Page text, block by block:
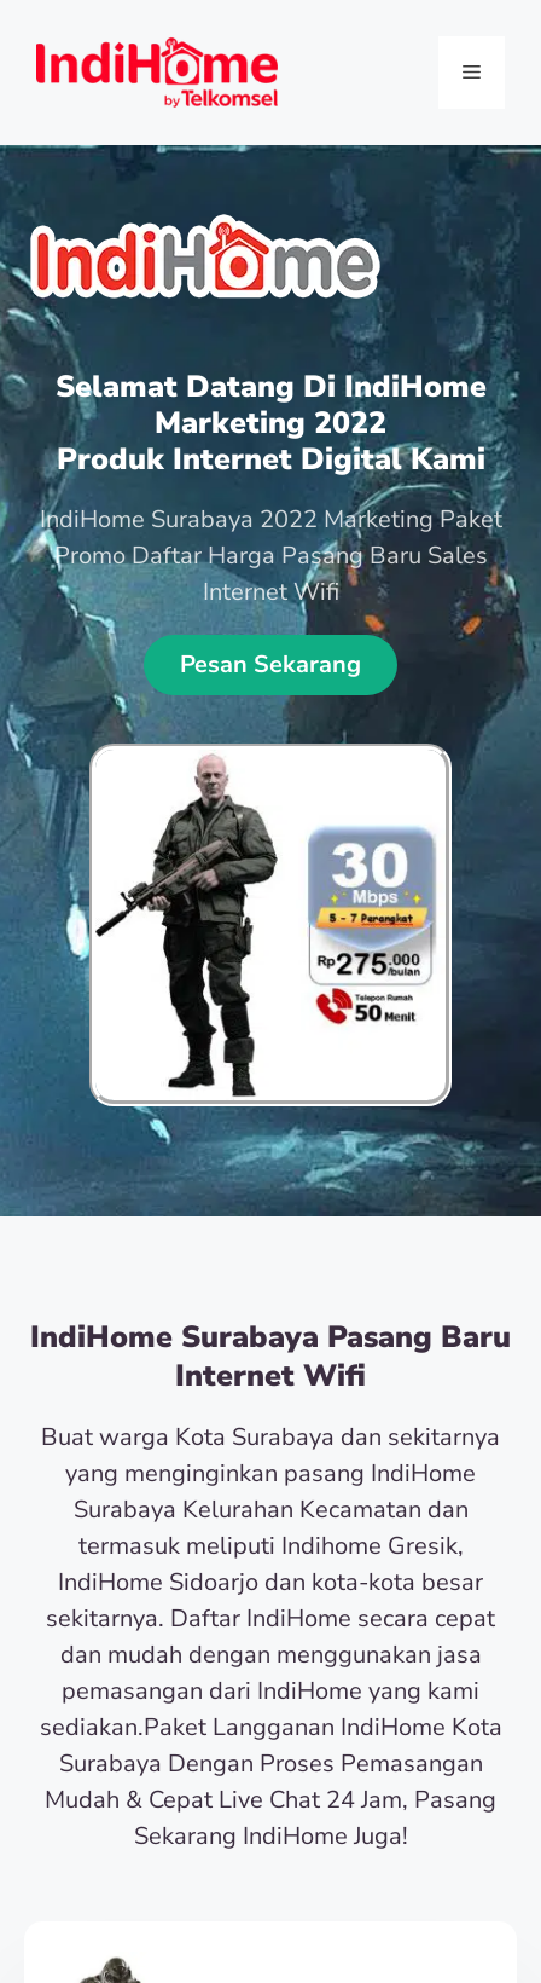
Selamat Datang Di IndiHome
Marketing 2022
Produk Internet Digital Kami
IndiHome Surabaya 2022 Marketing Paket
Promo Daftar Harga Pasang Baru Sales
Internet Wifi
Pesan Sekarang
IndiHome Surabaya Pasang Baru
Internet Wifi
Buat warga Kota Surabaya dan sekitarnya
yang menginginkan pasang IndiHome
Surabaya Kelurahan Kecamatan dan
termasuk meliputi Indihome Gresik,
IndiHome Sidoarjo dan kota-kota besar
sekitarnya. Daftar IndiHome secara cepat
dan mudah dengan menggunakan jasa
pemasangan dari IndiHome yang kami
sediakan.Paket Langganan IndiHome Kota
Surabaya Dengan Proses Pemasangan
Mudah & Cepat Live Chat 24 Jam, Pasang
Sekarang IndiHome Juga!